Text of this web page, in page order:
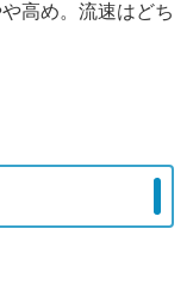
高め。流速はどち